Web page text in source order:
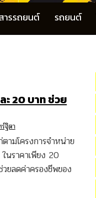
ารรถยนต์ รถยนต์
20 บาท ช่วย
ฐิตา
มโครงการจำหน่าย
นราคาเพียง 20
ยลดค่าครองชีพของ